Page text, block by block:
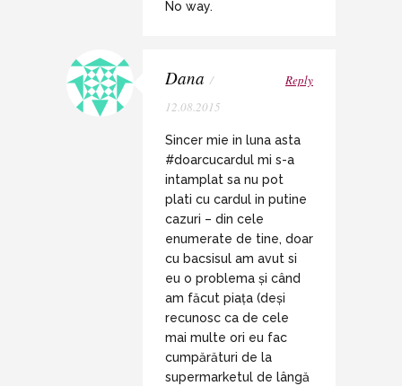
No way.
Dana /
12.08.2015
Reply
Sincer mie in luna asta
#doarcucardul mi s-a
intamplat sa nu pot
plati cu cardul in putine
cazuri – din cele
enumerate de tine, doar
cu bacsisul am avut si
eu o problema și când
am făcut piața (deși
recunosc ca de cele
mai multe ori eu fac
cumpărături de la
supermarketul de lângă